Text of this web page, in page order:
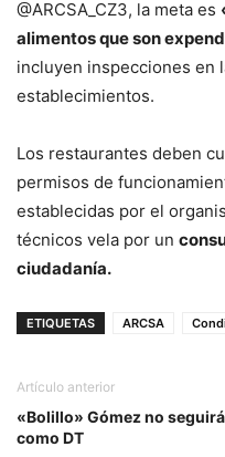
@ARCSA_CZ3, la meta es
alimentos que son
incluyen inspecciones en
establecimientos.
Los restaurantes deben
permisos de
establecidas por el
técnicos vela por un
ciudadanía.
ETIQUETAS ARCSA
Artículo anterior
«Bolillo» Gómez no seguirá
como DT